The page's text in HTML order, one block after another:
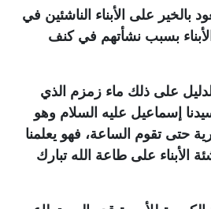
بالخير على الأبناء الناشئين في
بسبب نشأتهم في كنف
على ذلك ماء زمزم الذي
إسماعيل عليه السلام وهو
حتى تقوم الساعة، فهو يعلمنا
الأبناء على طاعة الله تبارك